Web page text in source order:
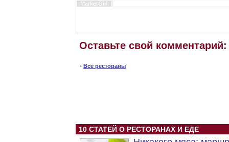
MarketGid
Оставьте свой комментарий:
• Все рестораны
10 СТАТЕЙ О РЕСТОРАНАХ И ЕДЕ